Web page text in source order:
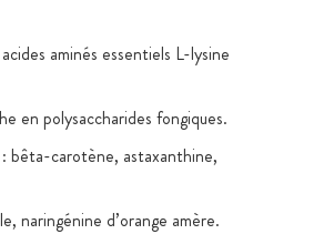
aminés essentiels L-lysine
en polysaccharides fongiques.
bêta-carotène, astaxanthine,
naringénine d’orange amère.